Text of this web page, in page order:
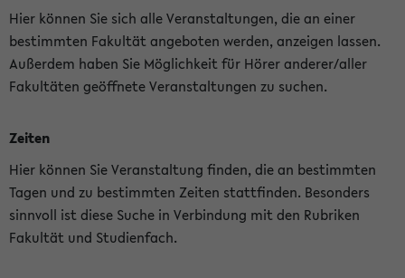
Hier können Sie sich alle Veranstaltungen, die an einer
bestimmten Fakultät angeboten werden, anzeigen lassen.
Außerdem haben Sie Möglichkeit für Hörer anderer/aller
Fakultäten geöffnete Veranstaltungen zu suchen.
Zeiten
Hier können Sie Veranstaltung finden, die an bestimmten
Tagen und zu bestimmten Zeiten stattfinden. Besonders
sinnvoll ist diese Suche in Verbindung mit den Rubriken
Fakultät und Studienfach.